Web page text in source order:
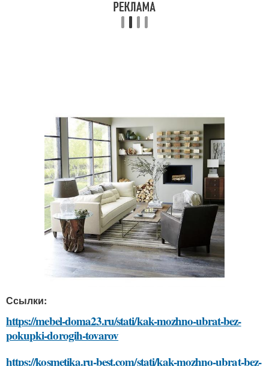
Ссылки:
https://mebel-doma23.ru/stati/kak-mozhno-ubrat-bez-
pokupki-dorogih-tovarov
https://kosmetika.ru-best.com/stati/kak-mozhno-ubrat-bez-